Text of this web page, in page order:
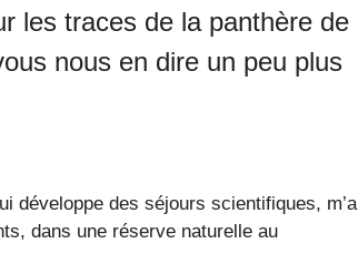
les traces de la panthère de
nous en dire un peu plus
développe des séjours scientifiques, m’a
dans une réserve naturelle au